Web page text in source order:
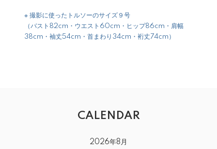
※ 撮影に使ったトルソーのサイズ９号
（バスト82cm・ウエスト60cm・ヒップ86cm・肩幅
38cm・袖丈54cm・首まわり34cm・裄丈74cm）
CALENDAR
2026年8月